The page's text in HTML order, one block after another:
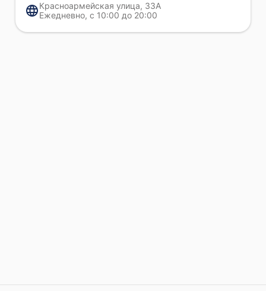
Красноармейская улица, 33А
Ежедневно, с 10:00 до 20:00